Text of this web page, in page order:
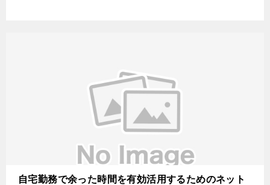
自宅勤務で余った時間を有効活用するためのネット